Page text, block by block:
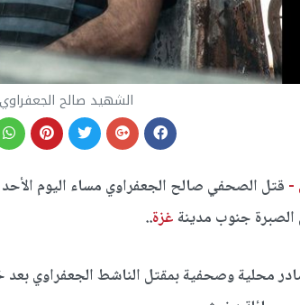
الشهيد صالح الجعفراوي
-قتل الصحفي صالح الجعفراوي مساء اليوم
جنوب مدينةغزة..
محلية وصحفية بمقتل الناشط الجعفراوي بعد